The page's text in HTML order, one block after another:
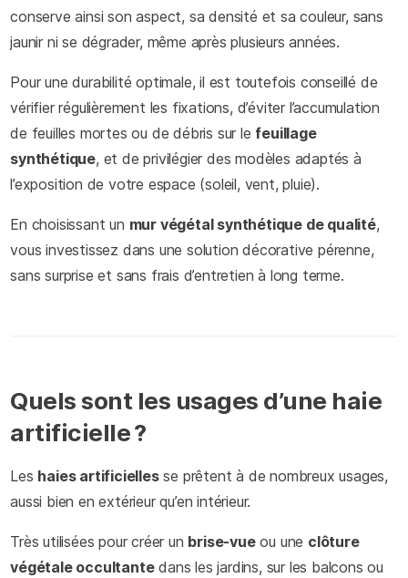
conserve ainsi son aspect, sa densité et sa couleur, sans
jaunir ni se dégrader, même après plusieurs années.
Pour une durabilité optimale, il est toutefois conseillé de
vérifier régulièrement les fixations, d’éviter l’accumulation
de feuilles mortes ou de débris sur le feuillage
synthétique, et de privilégier des modèles adaptés à
l’exposition de votre espace (soleil, vent, pluie).
En choisissant un mur végétal synthétique de qualité,
vous investissez dans une solution décorative pérenne,
sans surprise et sans frais d’entretien à long terme.
Quels sont les usages d’une haie
artificielle ?
Les haies artificiellesse prêtent à de nombreux usages,
aussi bien en extérieur qu’en intérieur.
Très utilisées pour créer un brise-vueou une clôture
végétale occultantedans les jardins, sur les balcons ou